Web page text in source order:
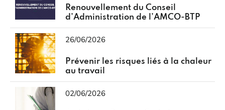
Renouvellement du Conseil
d’Administration de l’AMCO-BTP
26/06/2026
Prévenir les risques liés à la chaleur
au travail
02/06/2026